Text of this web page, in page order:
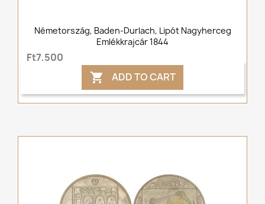
Németország, Baden-Durlach, Lipót Nagyherceg
Emlékkrajcár 1844
Ft7,500
 ADD TO CART